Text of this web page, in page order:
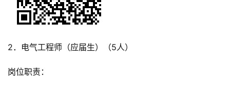
2．电气工程师（应届生）（5人）
岗位职责：